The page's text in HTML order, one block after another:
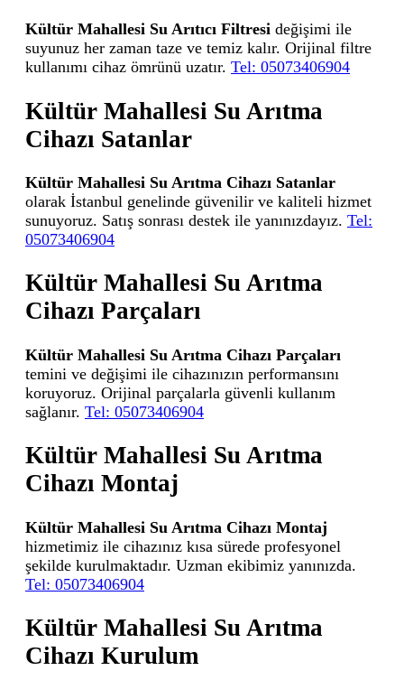
Kültür Mahallesi Su Arıtıcı Filtresi değişimi ile
suyunuz her zaman taze ve temiz kalır. Orijinal filtre
kullanımı cihaz ömrünü uzatır. Tel: 05073406904
Kültür Mahallesi Su Arıtma
Cihazı Satanlar
Kültür Mahallesi Su Arıtma Cihazı Satanlar
olarak İstanbul genelinde güvenilir ve kaliteli hizmet
sunuyoruz. Satış sonrası destek ile yanınızdayız. Tel:
05073406904
Kültür Mahallesi Su Arıtma
Cihazı Parçaları
Kültür Mahallesi Su Arıtma Cihazı Parçaları
temini ve değişimi ile cihazınızın performansını
koruyoruz. Orijinal parçalarla güvenli kullanım
sağlanır. Tel: 05073406904
Kültür Mahallesi Su Arıtma
Cihazı Montaj
Kültür Mahallesi Su Arıtma Cihazı Montaj
hizmetimiz ile cihazınız kısa sürede profesyonel
şekilde kurulmaktadır. Uzman ekibimiz yanınızda.
Tel: 05073406904
Kültür Mahallesi Su Arıtma
Cihazı Kurulum